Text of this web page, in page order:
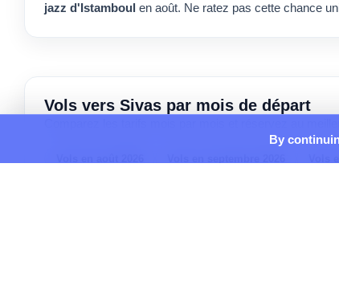
jazz d'Istamboul en août. Ne ratez pas cette chance
Vols vers Sivas par mois de départ
By